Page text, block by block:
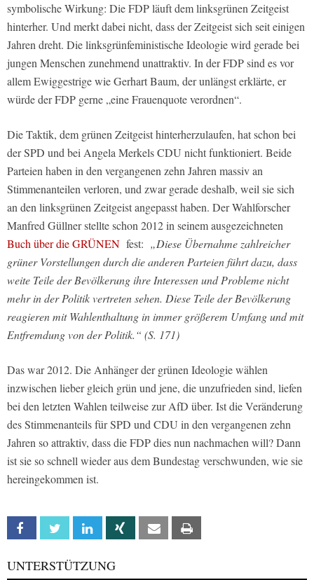
symbolische Wirkung: Die FDP läuft dem linksgrünen Zeitgeist
hinterher. Und merkt dabei nicht, dass der Zeitgeist sich seit einigen
Jahren dreht. Die linksgrünfeministische Ideologie wird gerade bei
jungen Menschen zunehmend unattraktiv. In der FDP sind es vor
allem Ewiggestrige wie Gerhart Baum, der unlängst erklärte, er
würde der FDP gerne „eine Frauenquote verordnen“.
Die Taktik, dem grünen Zeitgeist hinterherzulaufen, hat schon bei
der SPD und bei Angela Merkels CDU nicht funktioniert. Beide
Parteien haben in den vergangenen zehn Jahren massiv an
Stimmenanteilen verloren, und zwar gerade deshalb, weil sie sich
an den linksgrünen Zeitgeist angepasst haben. Der Wahlforscher
Manfred Güllner stellte schon 2012 in seinem ausgezeichneten
Buch über die GRÜNEN fest: „Diese Übernahme zahlreicher
grüner Vorstellungen durch die anderen Parteien führt dazu, dass
weite Teile der Bevölkerung ihre Interessen und Probleme nicht
mehr in der Politik vertreten sehen. Diese Teile der Bevölkerung
reagieren mit Wahlenthaltung in immer größerem Umfang und mit
Entfremdung von der Politik.“ (S. 171)
Das war 2012. Die Anhänger der grünen Ideologie wählen
inzwischen lieber gleich grün und jene, die unzufrieden sind, liefen
bei den letzten Wahlen teilweise zur AfD über. Ist die Veränderung
des Stimmenanteils für SPD und CDU in den vergangenen zehn
Jahren so attraktiv, dass die FDP dies nun nachmachen will? Dann
ist sie so schnell wieder aus dem Bundestag verschwunden, wie sie
hereingekommen ist.
Facebook Twitter Linkedin Xing Email
UNTERSTÜTZUNG